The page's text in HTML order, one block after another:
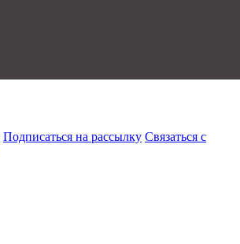
Подписаться на рассылку Связаться с